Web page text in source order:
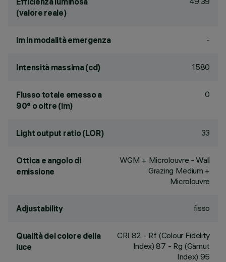
(valore reale)
lm in modalità emergenza -
Intensità massima (cd) 1580
Flusso totale emesso a
90° o oltre (lm)
0
Light output ratio (LOR) 33
Ottica e angolo di
emissione
WGM + Microlouvre - Wall
Grazing Medium +
Microlouvre
Adjustability fisso
Qualità del colore della
luce
CRI 82 - Rf (Colour Fidelity
Index) 87 - Rg (Gamut
Index) 95